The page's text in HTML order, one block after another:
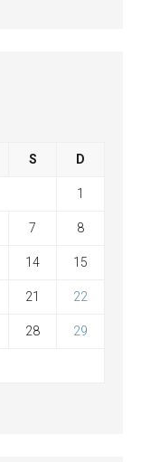
S D
1
7 8
14 15
21 22
28 29